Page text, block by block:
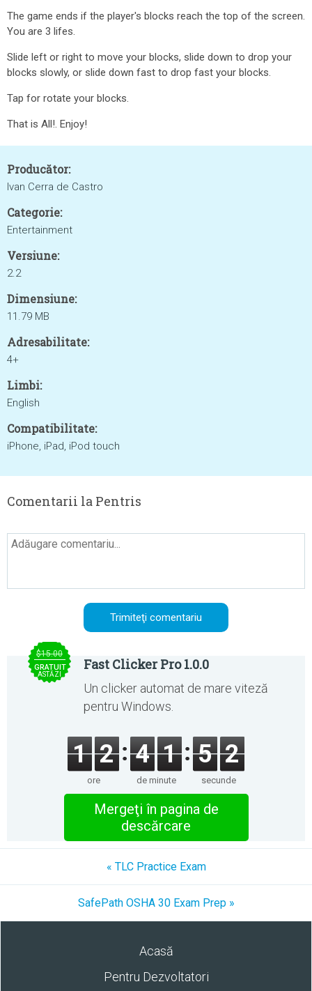
The game ends if the player's blocks reach the top of the screen.
You are 3 lifes.
Slide left or right to move your blocks, slide down to drop your
blocks slowly, or slide down fast to drop fast your blocks.
Tap for rotate your blocks.
That is All!. Enjoy!
Producător:
Ivan Cerra de Castro
Categorie:
Entertainment
Versiune:
2.2
Dimensiune:
11.79 MB
Adresabilitate:
4+
Limbi:
English
Compatibilitate:
iPhone, iPad, iPod touch
Comentarii la Pentris
$15.00
GRATUIT
ASTĂZI
Fast Clicker Pro 1.0.0
Un clicker automat de mare viteză
pentru Windows.
1 2
ore
4 1
de minute
5 2
secunde
Mergeţi în pagina de
descărcare
« TLC Practice Exam
SafePath OSHA 30 Exam Prep »
Acasă
Pentru Dezvoltatori